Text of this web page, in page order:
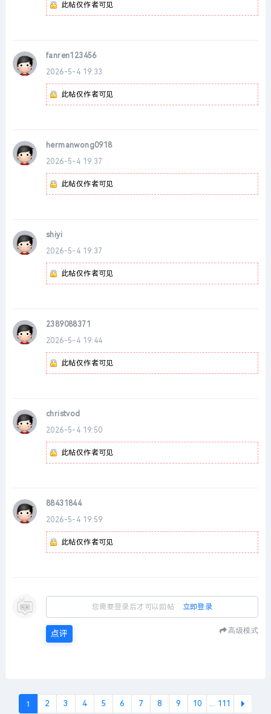
此帖仅作者可见
fanren123456
2026-5-4 19:33
此帖仅作者可见
hermanwong0918
2026-5-4 19:37
此帖仅作者可见
shiyi
2026-5-4 19:37
此帖仅作者可见
2389088371
2026-5-4 19:44
此帖仅作者可见
christvod
2026-5-4 19:50
此帖仅作者可见
88431844
2026-5-4 19:59
此帖仅作者可见
您需要登录后才可以回帖 立即登录
点评 高级模式
1 2 3 4 5 6 7 8 9 10 ... 111